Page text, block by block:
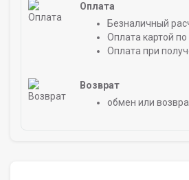
Оплата
Безналичный
Оплата картой
Оплата при
Возврат
обмен или